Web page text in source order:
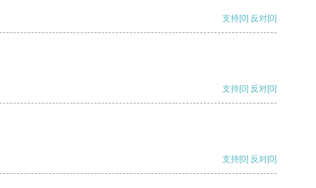
支持[0] 反对[0]
支持[0] 反对[0]
支持[0] 反对[0]